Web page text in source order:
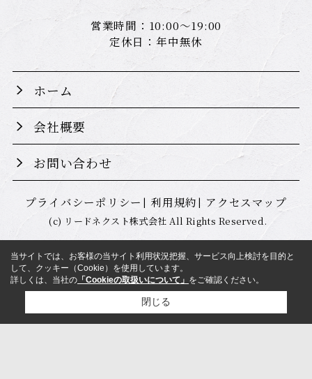
営業時間：10:00～19:00
定休日：年中無休
ホーム
会社概要
お問い合わせ
プライバシーポリシー 利用規約 アクセスマップ
(c) リードネクスト株式会社 All Rights Reserved.
当サイトでは、お客様の当サイト利用状況把握、サービス向上検討を目的と
して、クッキー（Cookie）を使用しています。
詳しくは、当社の 「Cookieの取扱いについて」 をご確認ください。
閉じる